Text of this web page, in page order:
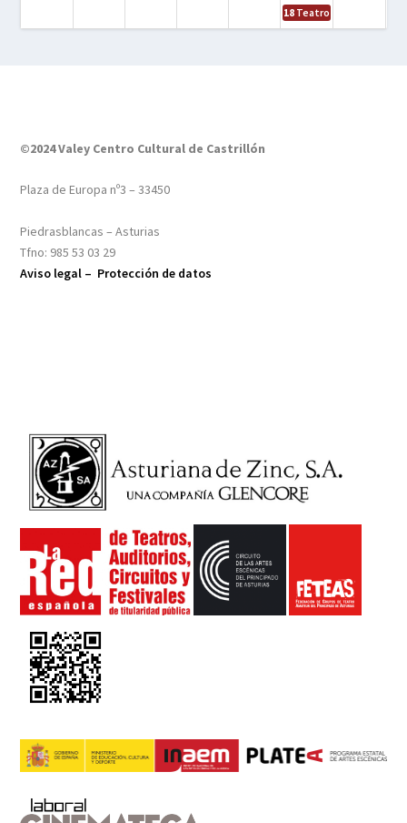
18 Teatro – Tres
©2024 Valey Centro Cultural de Castrillón
Plaza de Europa nº3 – 33450
Piedrasblancas – Asturias
Tfno: 985 53 03 29
Aviso legal – Protección de datos